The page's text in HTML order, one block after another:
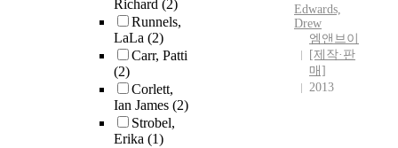
Richard (2)
Runnels,
LaLa (2)
Carr, Patti
(2)
Corlett,
Ian James (2)
Strobel,
Erika (1)
Edwards,
Drew
엠앤브이
[제작·판
매]
2013